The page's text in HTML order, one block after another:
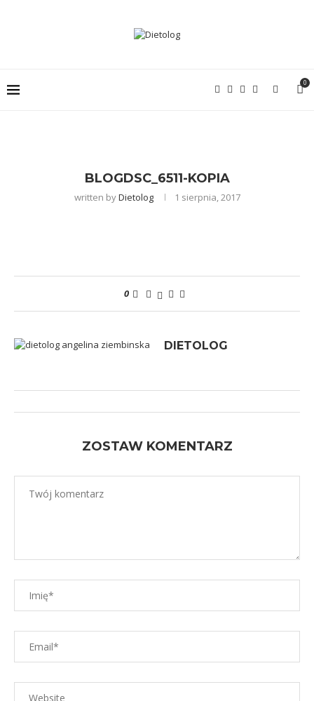
0
BLOGDSC_6511-KOPIA
written byDietolog 1 sierpnia, 2017
0
DIETOLOG
ZOSTAW KOMENTARZ